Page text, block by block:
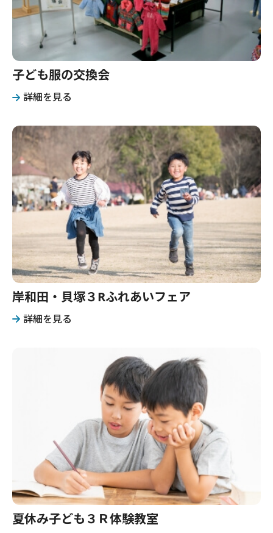
子ども服の交換会
詳細を見る
岸和田・貝塚３Rふれあいフェア
詳細を見る
夏休み子ども３Ｒ体験教室